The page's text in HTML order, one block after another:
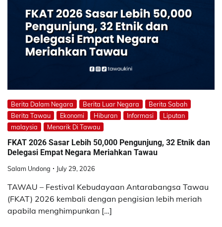
Berita Dalam Negara Berita Luar Negara
Berita Sabah
Berita Tawau
Ekonomi Hiburan Informasi
Liputan
malaysia
Menarik Di Tawau
FKAT 2026 Sasar Lebih 50,000 Pengunjung, 32 Etnik dan
Delegasi Empat Negara Meriahkan Tawau
Salam Undong July 29, 2026
TAWAU – Festival Kebudayaan Antarabangsa Tawau
(FKAT) 2026 kembali dengan pengisian lebih meriah
apabila menghimpunkan […]